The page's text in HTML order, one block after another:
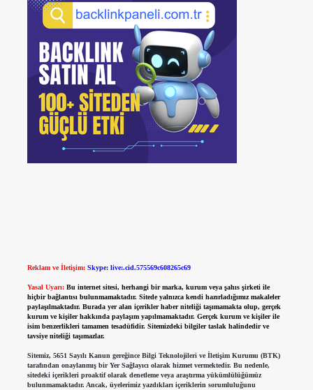
Reklam ve İletişim: Skype: live:.cid.575569c608265c69
Yasal Uyarı: Bu internet sitesi, herhangi bir marka, kurum veya şahıs şirketi ile
hiçbir bağlantısı bulunmamaktadır. Sitede yalnızca kendi hazırladığımız makaleler
paylaşılmaktadır. Burada yer alan içerikler haber niteliği taşımamakta olup, gerçek
kurum ve kişiler hakkında paylaşım yapılmamaktadır. Gerçek kurum ve kişiler ile
isim benzerlikleri tamamen tesadüfidir. Sitemizdeki bilgiler taslak halindedir ve
tavsiye niteliği taşımazlar.
Sitemiz, 5651 Sayılı Kanun gereğince Bilgi Teknolojileri ve İletişim Kurumu (BTK)
tarafından onaylanmış bir Yer Sağlayıcı olarak hizmet vermektedir. Bu nedenle,
sitedeki içerikleri proaktif olarak denetleme veya araştırma yükümlülüğümüz
bulunmamaktadır. Ancak, üyelerimiz yazdıkları içeriklerin sorumluluğunu